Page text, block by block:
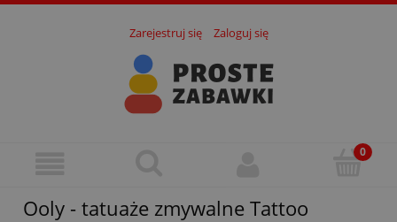
Zarejestruj się Zaloguj się
Ooly - tatuaże zmywalne Tattoo